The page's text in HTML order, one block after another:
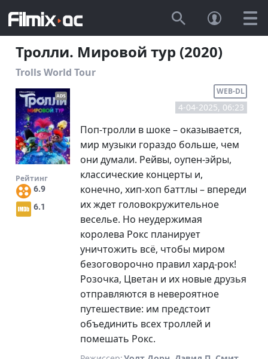
Тролли. Мировой тур (2020)
Trolls World Tour
Рейтинг
6.9
6.1
WEB-DL
4-04-2025, 06:23
Поп-тролли в шоке – оказывается,
мир музыки гораздо больше, чем
они думали. Рейвы, оупен-эйры,
классические концерты и,
конечно, хип-хоп баттлы – впереди
их ждет головокружительное
веселье. Но неудержимая
королева Рокс планирует
уничтожить всё, чтобы миром
безоговорочно правил хард-рок!
Розочка, Цветан и их новые друзья
отправляются в невероятное
путешествие: им предстоит
объединить всех троллей и
помешать Рокс.